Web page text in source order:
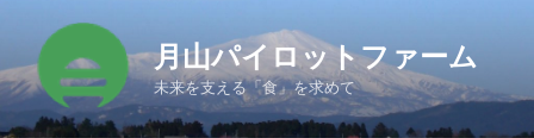
テ
ン
ツ
月山パイロットファーム
未来を支える「食」を求めて